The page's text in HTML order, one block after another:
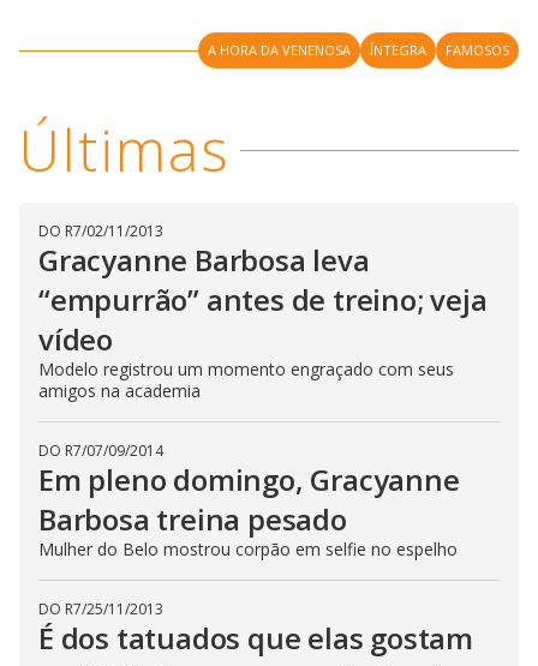
V
i
d
e
o
d A HORA DA VENENOSA ÍNTEGRA FAMOSOS
Últimas
DO R7/02/11/2013
Gracyanne Barbosa leva
“empurrão” antes de treino; veja
vídeo
Modelo registrou um momento engraçado com seus
amigos na academia
DO R7/07/09/2014
Em pleno domingo, Gracyanne
Barbosa treina pesado
Mulher do Belo mostrou corpão em selfie no espelho
DO R7/25/11/2013
É dos tatuados que elas gostam